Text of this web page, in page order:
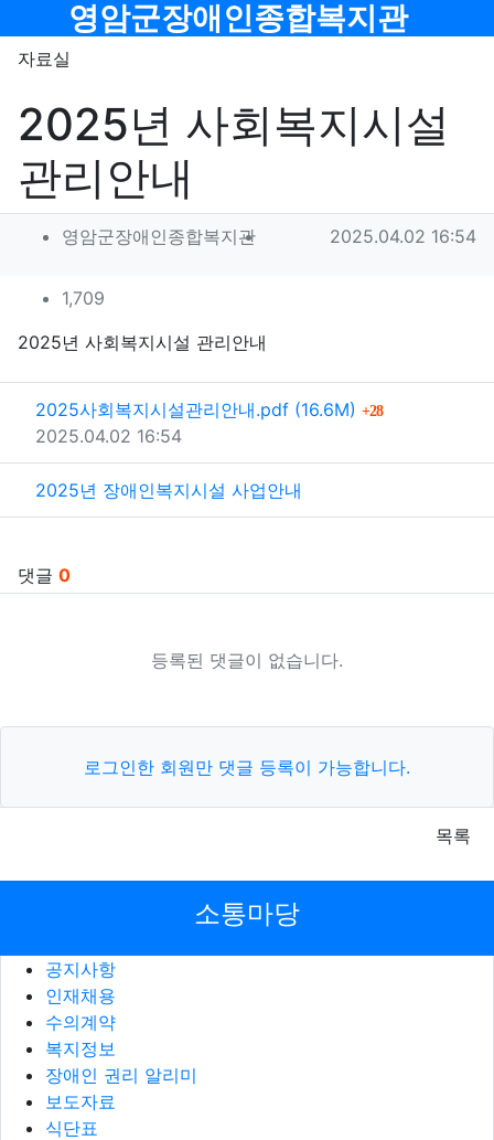
메뉴영암군장애인종합복지관
자료실
2025년 사회복지시설
관리안내
작성자 정보
영암군장애인종합복지관작성 작성일
2025.04.02 16:54
컨텐츠 정보
1,709
본문
2025년 사회복지시설 관리안내
관련자료
2025사회복지시설관리안내.pdf 파일크기
(16.6M) 28회 다운로드
등록일
2025.04.02 16:54
2025년 장애인복지시설 사업안내
댓글 0
등록된 댓글이 없습니다.
로그인한 회원만 댓글 등록이 가능합니다.
목록
소통마당
공지사항
인재채용
수의계약
복지정보
장애인 권리 알리미
보도자료
식단표